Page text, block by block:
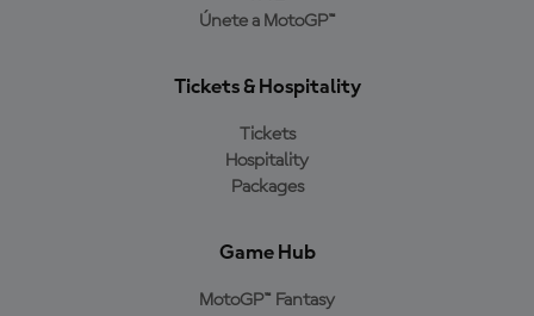
Únete a MotoGP™
Tickets & Hospitality
Tickets
Hospitality
Packages
Game Hub
MotoGP™ Fantasy